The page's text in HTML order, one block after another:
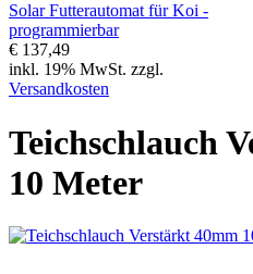
Solar Futterautomat für Koi -
programmierbar
€ 137,49
inkl. 19% MwSt. zzgl.
Versandkosten
Teichschlauch
10 Meter